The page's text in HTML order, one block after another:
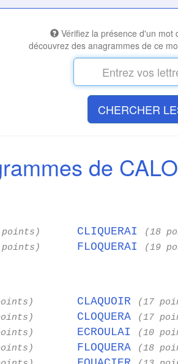
Vérifiez la présence d'un mot
découvrez des anagrammes de ce
CHERCHER
de
points) CLIQUERAI (18
points) FLOQUERAI (19
CLAQUOIR (17
CLOQUERA (17
ECROULAI (10
FLOQUERA (18